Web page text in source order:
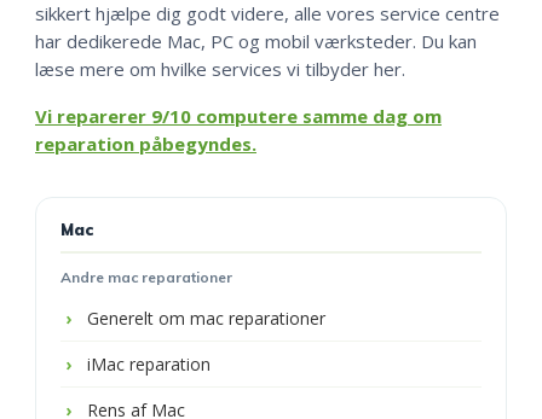
sikkert hjælpe dig godt videre, alle vores service centre
har dedikerede Mac, PC og mobil værksteder. Du kan
læse mere om hvilke services vi tilbyder her.
Vi reparerer 9/10 computere samme dag om
reparation påbegyndes.
Mac
Andre mac reparationer
Generelt om mac reparationer
iMac reparation
Rens af Mac